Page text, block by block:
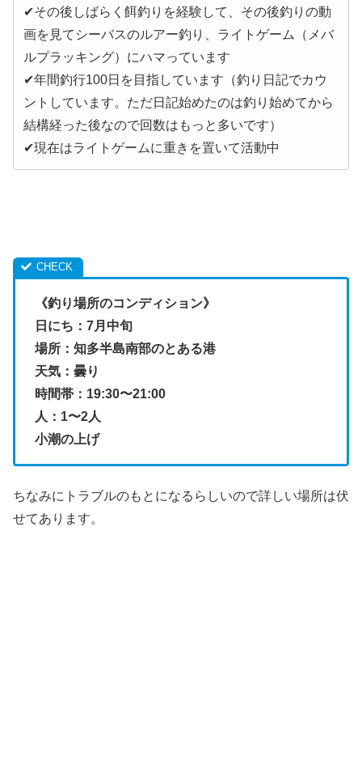
✔︎その後しばらく餌釣りを経験して、その後釣りの動
画を見てシーバスのルアー釣り、ライトゲーム（メバ
ルプラッキング）にハマっています
✔︎年間釣行100日を目指しています（釣り日記でカウ
ントしています。ただ日記始めたのは釣り始めてから
結構経った後なので回数はもっと多いです）
✔︎現在はライトゲームに重きを置いて活動中
《釣り場所のコンディション》
日にち：7月中旬
場所：知多半島南部のとある港
天気：曇り
時間帯：19:30〜21:00
人：1〜2人
小潮の上げ
ちなみにトラブルのもとになるらしいので詳しい場所は伏
せてあります。